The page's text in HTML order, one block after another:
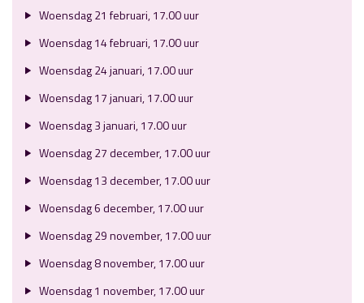
Woensdag 21 februari, 17.00 uur
Woensdag 14 februari, 17.00 uur
Woensdag 24 januari, 17.00 uur
Woensdag 17 januari, 17.00 uur
Woensdag 3 januari, 17.00 uur
Woensdag 27 december, 17.00 uur
Woensdag 13 december, 17.00 uur
Woensdag 6 december, 17.00 uur
Woensdag 29 november, 17.00 uur
Woensdag 8 november, 17.00 uur
Woensdag 1 november, 17.00 uur